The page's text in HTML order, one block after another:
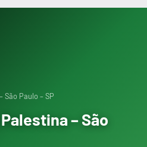
São Paulo – SP
– São